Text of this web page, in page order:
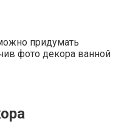
придумать
фото декора ванной